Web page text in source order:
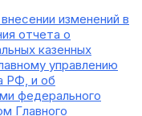
изменений в
отчета о
казенных
управлению
РФ, и об
федерального
Главного